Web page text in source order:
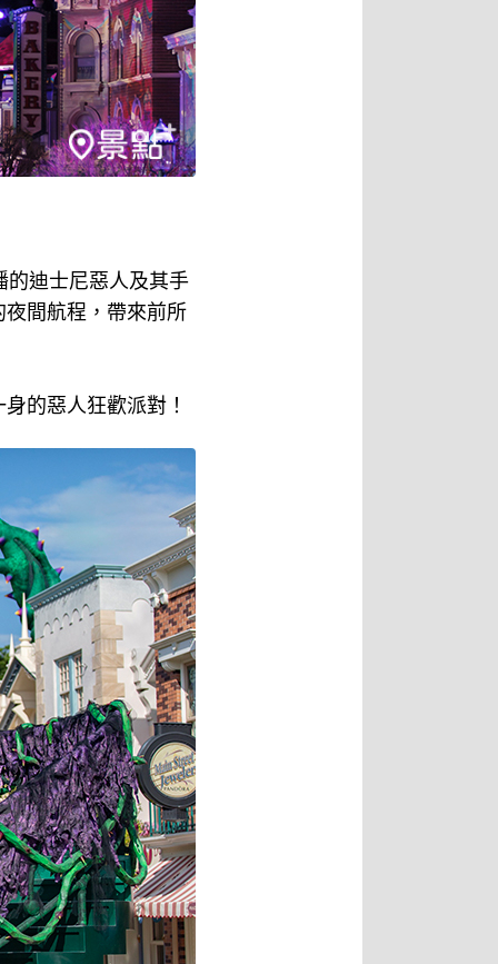
的迪士尼惡人及其手
間航程，帶來前所
的惡人狂歡派對！